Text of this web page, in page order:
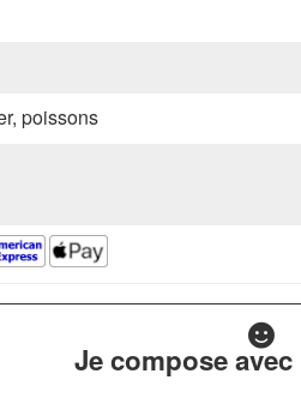
poissons
Je compose